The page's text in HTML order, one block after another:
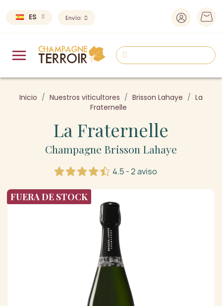
ES Envío:
Inicio Nuestros viticultores Brisson Lahaye
La
Fraternelle
La Fraternelle
Champagne Brisson Lahaye
4.5 - 2 aviso
FUERA DE STOCK